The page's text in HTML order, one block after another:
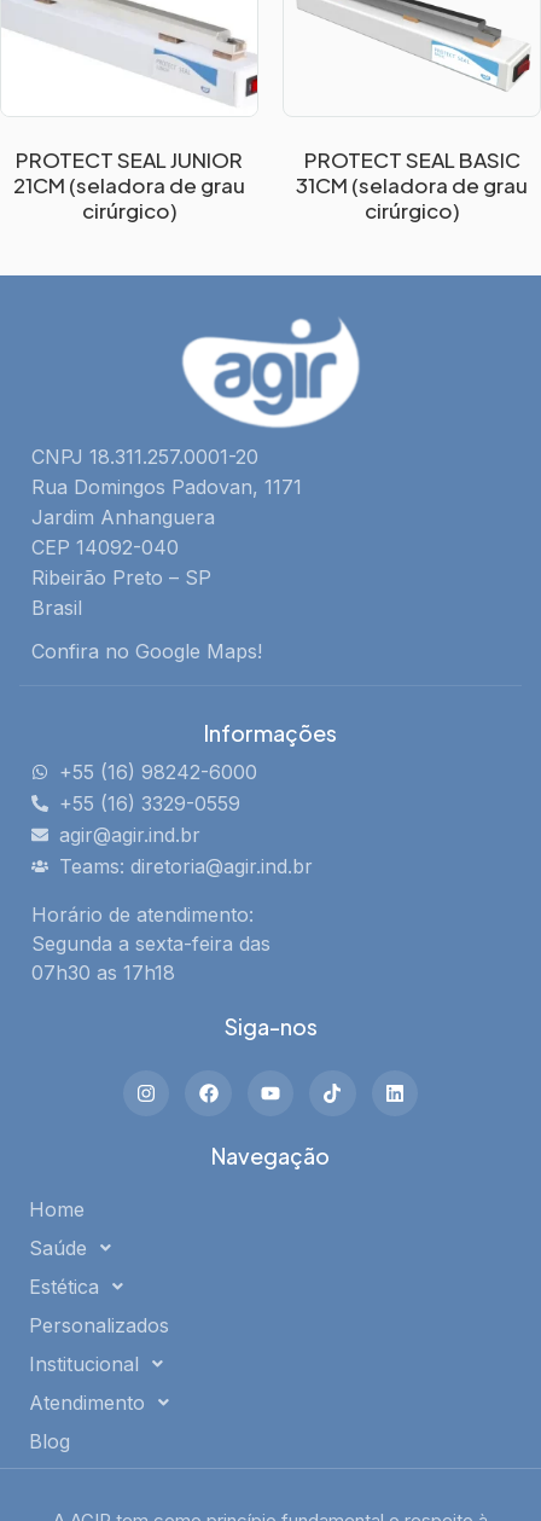
PROTECT SEAL JUNIOR
21CM (seladora de grau
cirúrgico)
PROTECT SEAL BASIC
31CM (seladora de grau
cirúrgico)
CNPJ 18.311.257.0001-20
Rua Domingos Padovan, 1171
Jardim Anhanguera
CEP 14092-040
Ribeirão Preto – SP
Brasil
Confira no Google Maps!
Informações
+55 (16) 98242-6000
+55 (16) 3329-0559
agir@agir.ind.br
Teams: diretoria@agir.ind.br
Horário de atendimento:
Segunda a sexta-feira das
07h30 as 17h18
Siga-nos
Navegação
Home
Saúde
Estética
Personalizados
Institucional
Atendimento
Blog